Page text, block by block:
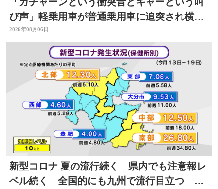
び声」軽乗用車が普通乗用車に追突され横
転 周囲騒然 大分
2026年08月06日
新型コロナ 夏の流行続く 県内でも注意報レ
ベル続く 全国的にも九州で流行目立つ 大